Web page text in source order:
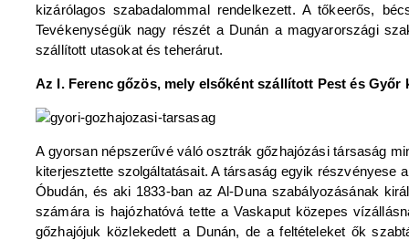
kizárólagos szabadalommal rendelkezett. A tőkeerős,
Tevékenységük nagy részét a Dunán a magyarországi
szállított utasokat és teherárut.
Az I. Ferenc gőzös, mely elsőként szállított Pest és Győr
A gyorsan népszerűvé váló osztrák gőzhajózási társaság
kiterjesztette szolgáltatásait. A társaság egyik részvényese
Óbudán, és aki 1833-ban az Al-Duna szabályozásának
számára is hajózhatóvá tette a Vaskaput közepes
gőzhajójuk közlekedett a Dunán, de a feltételeket ők